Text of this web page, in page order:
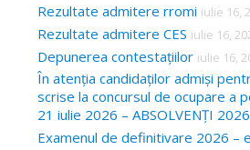
Rezultate admitere rromi iulie 16,
Rezultate admitere CES iulie 16,
Depunerea contestațiilor iulie 16,
În atenția candidaților admiși
scrise la concursul de ocupare a
21 iulie 2026 – ABSOLVENȚI 2026
Examenul de definitivare 2026 –